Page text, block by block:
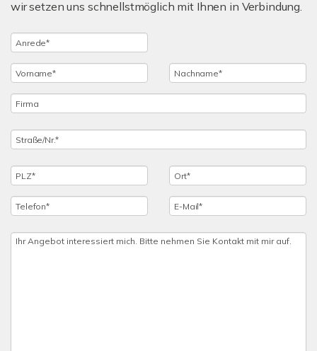
wir setzen uns schnellstmöglich mit Ihnen in Verbindung.